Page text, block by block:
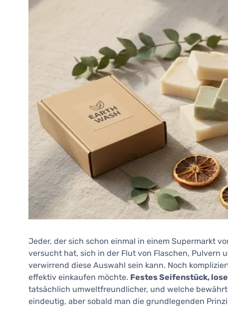
Jeder, der sich schon einmal in einem Supermarkt
versucht hat, sich in der Flut von Flaschen, Pulvern
verwirrend diese Auswahl sein kann. Noch
effektiv einkaufen möchte. Festes Seifenstück,
tatsächlich umweltfreundlicher, und welche
eindeutig, aber sobald man die grundlegenden